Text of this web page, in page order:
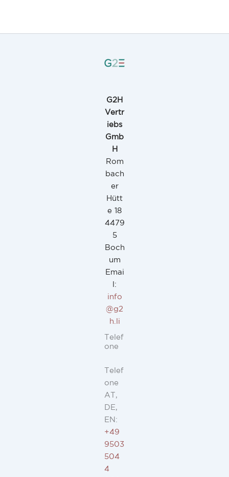
G2H
Vertr
iebs
Gmb
H
Rom
bach
er
Hütt
e 18
4479
5
Boch
um
Emai
l:
info
@g2
h.li
Telef
one
Telef
one
AT,
DE,
EN:
+49
9503
504
4